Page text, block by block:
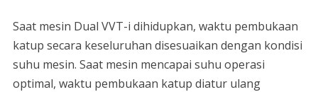
Saat mesin Dual VVT-i dihidupkan, waktu pembukaan
katup secara keseluruhan disesuaikan dengan kondisi
suhu mesin. Saat mesin mencapai suhu operasi
optimal, waktu pembukaan katup diatur ulang